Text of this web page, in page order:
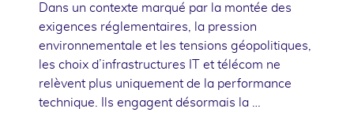
Dans un contexte marqué par la montée des
exigences réglementaires, la pression
environnementale et les tensions géopolitiques,
les choix d’infrastructures IT et télécom ne
relèvent plus uniquement de la performance
technique. Ils engagent désormais la …